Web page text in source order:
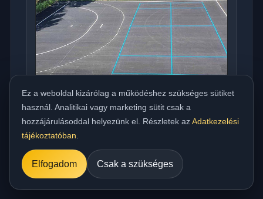
Országos meleg aszfaltozás udvarra,
../referencia/15.jpg
Ez a weboldal kizárólag a működéshez szükséges sütiket
használ. Analitikai vagy marketing sütit csak a
hozzájárulásoddal helyezünk el. Részletek azAdatkezelési
tájékoztatóban
Elfogadom Csak a szükséges